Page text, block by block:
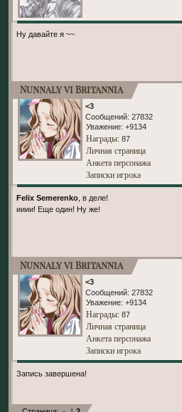
Ну давайте я ~~
Nunnaly vi Britannia
<3
Сообщений: 27832
Уважение: +9134
Награды: 87
Личная страница
Анкета персонажа
Записки игрока
Felix Semerenko , в деле!
ииии! Еще один! Ну же!
Nunnaly vi Britannia
<3
Сообщений: 27832
Уважение: +9134
Награды: 87
Личная страница
Анкета персонажа
Записки игрока
Запись завершена!